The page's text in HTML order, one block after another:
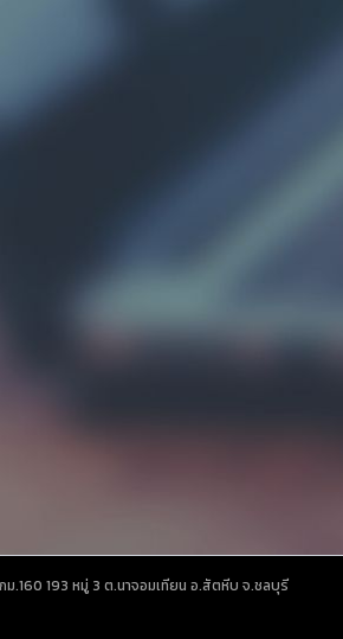
กม.160 193 หมู่ 3 ต.นาจอมเทียน อ.สัตหีบ จ.ชลบุรี